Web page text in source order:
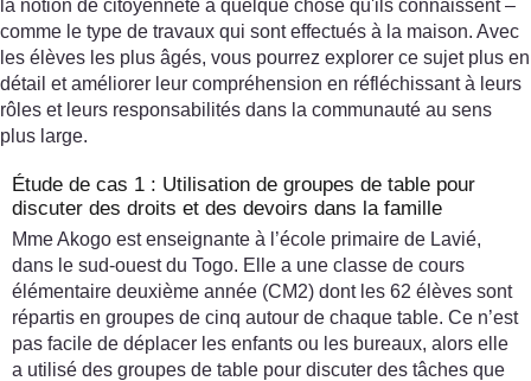
la notion de citoyenneté à quelque chose qu'ils connaissent –
comme le type de travaux qui sont effectués à la maison. Avec
les élèves les plus âgés, vous pourrez explorer ce sujet plus en
détail et améliorer leur compréhension en réfléchissant à leurs
rôles et leurs responsabilités dans la communauté au sens
plus large.
Étude de cas 1 : Utilisation de groupes de table pour
discuter des droits et des devoirs dans la famille
Mme Akogo est enseignante à l’école primaire de Lavié,
dans le sud-ouest du Togo. Elle a une classe de cours
élémentaire deuxième année (CM2) dont les 62 élèves sont
répartis en groupes de cinq autour de chaque table. Ce n’est
pas facile de déplacer les enfants ou les bureaux, alors elle
a utilisé des groupes de table pour discuter des tâches que